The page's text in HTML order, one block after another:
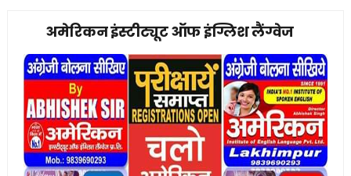
अमेरिकन इंस्टीट्यूट ऑफ इंग्लिश लैंग्वेज